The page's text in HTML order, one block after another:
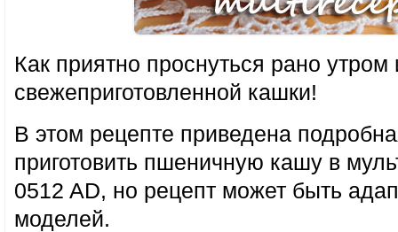
Как приятно проснуться рано утром
свежеприготовленной кашки!
В этом рецепте приведена
приготовить пшеничную кашу в
0512 AD, но рецепт может быть
моделей.